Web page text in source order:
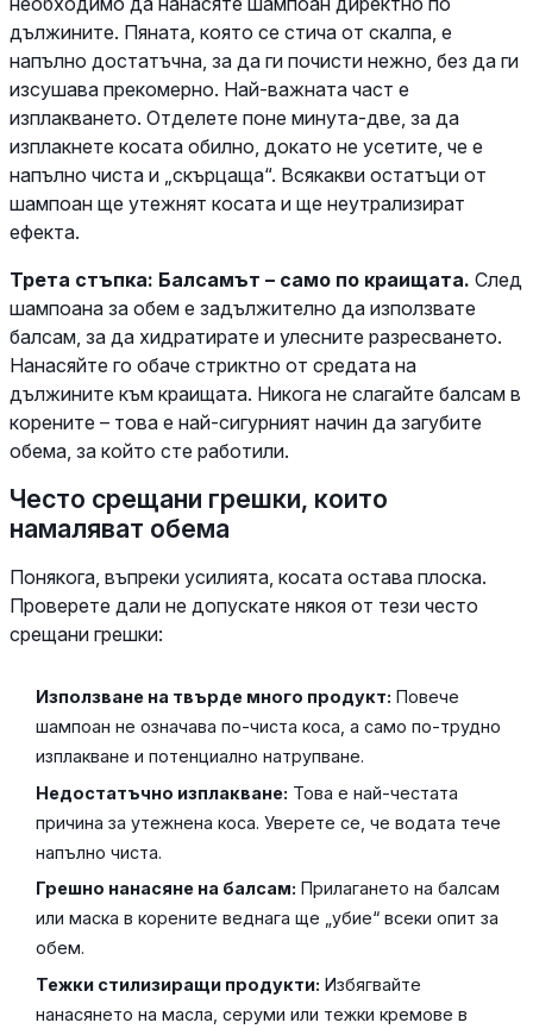
дължините. Пяната, която се стича от скалпа, е
напълно достатъчна, за да ги почисти нежно, без да ги
изсушава прекомерно. Най-важната част е
изплакването. Отделете поне минута-две, за да
изплакнете косата обилно, докато не усетите, че е
напълно чиста и „скърцаща“. Всякакви остатъци от
шампоан ще утежнят косата и ще неутрализират
ефекта.
Трета стъпка: Балсамът – само по краищата. След
шампоана за обем е задължително да използвате
балсам, за да хидратирате и улесните разресването.
Нанасяйте го обаче стриктно от средата на
дължините към краищата. Никога не слагайте балсам в
корените – това е най-сигурният начин да загубите
обема, за който сте работили.
Често срещани грешки, които
намаляват обема
Понякога, въпреки усилията, косата остава плоска.
Проверете дали не допускате някоя от тези често
срещани грешки:
Използване на твърде много продукт: Повече
шампоан не означава по-чиста коса, а само по-трудно
изплакване и потенциално натрупване.
Недостатъчно изплакване: Това е най-честата
причина за утежнена коса. Уверете се, че водата тече
напълно чиста.
Грешно нанасяне на балсам: Прилагането на балсам
или маска в корените веднага ще „убие“ всеки опит за
обем.
Тежки стилизиращи продукти: Избягвайте
нанасянето на масла, серуми или тежки кремове в